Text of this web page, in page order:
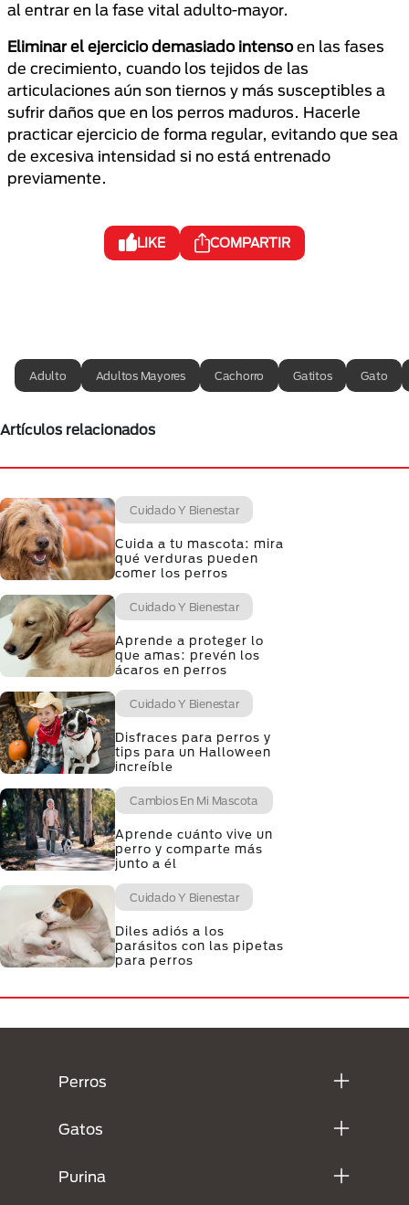
al entrar en la fase vital adulto-mayor.
Eliminar el ejercicio demasiado intensoen las fases
de crecimiento, cuando los tejidos de las
articulaciones aún son tiernos y más susceptibles a
sufrir daños que en los perros maduros. Hacerle
practicar ejercicio de forma regular, evitando que sea
de excesiva intensidad si no está entrenado
previamente.
LIKE COMPARTIR
Adulto Adultos Mayores Cachorro Gatitos Gato
Artículos relacionados
Cuidado Y Bienestar
Cuida a tu mascota: mira
qué verduras pueden
comer los perros
Cuidado Y Bienestar
Aprende a proteger lo
que amas: prevén los
ácaros en perros
Cuidado Y Bienestar
Disfraces para perros y
tips para un Halloween
increíble
Cambios En Mi Mascota
Aprende cuánto vive un
perro y comparte más
junto a él
Cuidado Y Bienestar
Diles adiós a los
parásitos con las pipetas
para perros
Perros
Gatos
Purina